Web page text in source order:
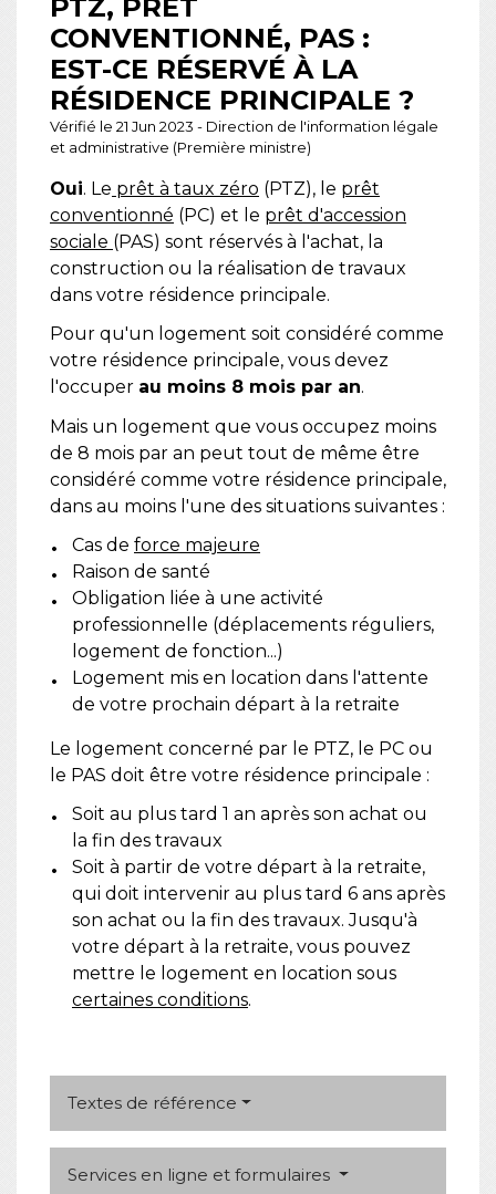
PTZ, PRÊT
CONVENTIONNÉ, PAS :
EST-CE RÉSERVÉ À LA
RÉSIDENCE PRINCIPALE ?
Vérifié le 21 Jun 2023 - Direction de l'information légale
et administrative (Première ministre)
Oui. Le prêt à taux zéro (PTZ), le prêt
conventionné (PC) et le prêt d'accession
sociale (PAS) sont réservés à l'achat, la
construction ou la réalisation de travaux
dans votre résidence principale.
Pour qu'un logement soit considéré comme
votre résidence principale, vous devez
l'occuper au moins 8 mois par an.
Mais un logement que vous occupez moins
de 8 mois par an peut tout de même être
considéré comme votre résidence principale,
dans au moins l'une des situations suivantes :
Cas de force majeure
Raison de santé
Obligation liée à une activité
professionnelle (déplacements réguliers,
logement de fonction...)
Logement mis en location dans l'attente
de votre prochain départ à la retraite
Le logement concerné par le PTZ, le PC ou
le PAS doit être votre résidence principale :
Soit au plus tard 1 an après son achat ou
la fin des travaux
Soit à partir de votre départ à la retraite,
qui doit intervenir au plus tard 6 ans après
son achat ou la fin des travaux. Jusqu'à
votre départ à la retraite, vous pouvez
mettre le logement en location sous
certaines conditions.
Textes de référence
Services en ligne et formulaires